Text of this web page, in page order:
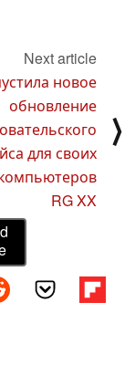
Next article
новое
обновление
для своих
RG XX
⟩